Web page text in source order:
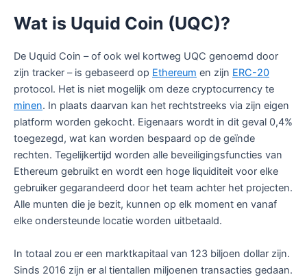
Wat is Uquid Coin (UQC)?
De Uquid Coin – of ook wel kortweg UQC genoemd door
zijn tracker – is gebaseerd op Ethereum en zijn ERC-20
protocol. Het is niet mogelijk om deze cryptocurrency te
minen. In plaats daarvan kan het rechtstreeks via zijn eigen
platform worden gekocht. Eigenaars wordt in dit geval 0,4%
toegezegd, wat kan worden bespaard op de geïnde
rechten. Tegelijkertijd worden alle beveiligingsfuncties van
Ethereum gebruikt en wordt een hoge liquiditeit voor elke
gebruiker gegarandeerd door het team achter het projecten.
Alle munten die je bezit, kunnen op elk moment en vanaf
elke ondersteunde locatie worden uitbetaald.
In totaal zou er een marktkapitaal van 123 biljoen dollar zijn.
Sinds 2016 zijn er al tientallen miljoenen transacties gedaan.